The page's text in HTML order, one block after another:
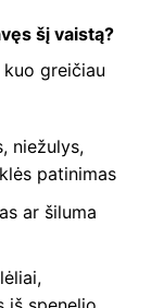
šį vaistą?
greičiau
niežulys,
patinimas
ar šiluma